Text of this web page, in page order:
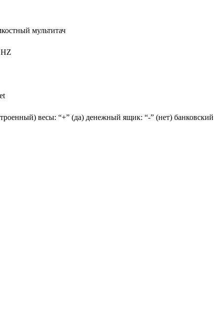
мультитач
весы: “+” (да) денежный ящик: “-” (нет) банковский